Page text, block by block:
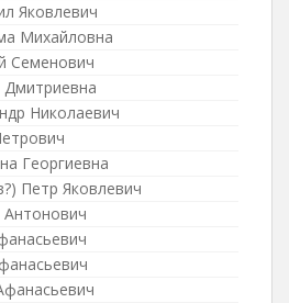
Яковлевич
Михайловна
Семенович
Дмитриевна
Николаевич
Георгиевна
Петр Яковлевич
Антонович